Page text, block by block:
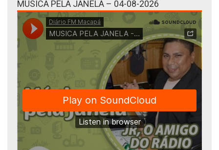
MUSICA PELA JANELA – 04-08-2026